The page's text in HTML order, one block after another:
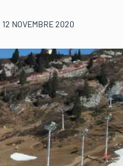
12 NOVEMBRE 2020